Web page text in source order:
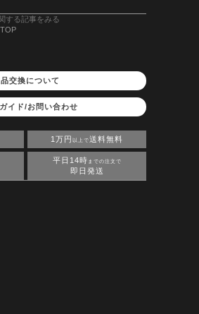
する記事をみる
交換について
イド/お問い合わせ
1万円 以上で送料無料
平日14時 までの注文で
即日発送